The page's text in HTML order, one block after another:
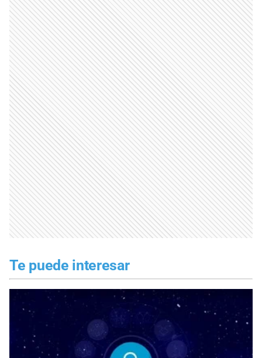
Te puede interesar